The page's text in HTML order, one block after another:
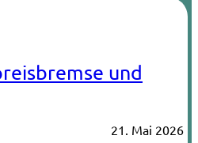
und
21. Mai 2026